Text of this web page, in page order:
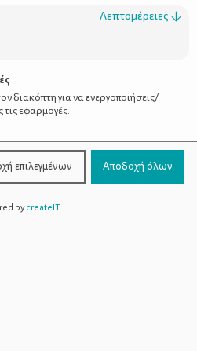
(από σταθερό,
χρέωση)
Λεπτομέρειες ↓
διακόπτη για να ενεργοποιήσεις/
τις εφαρμογές.
επιλεγμένων Αποδοχή όλων
bycreateIT